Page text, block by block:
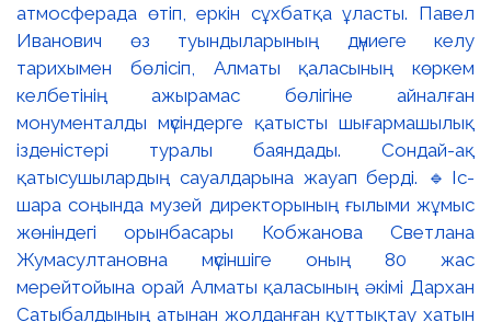
атмосферада өтіп, еркін сұхбатқа ұласты. Павел
Иванович өз туындыларының дүниеге келу
тарихымен бөлісіп, Алматы қаласының көркем
келбетінің ажырамас бөлігіне айналған
монументалды мүсіндерге қатысты шығармашылық
ізденістері туралы баяндады. Сондай-ақ
қатысушылардың сауалдарына жауап берді. 🔹Іс-
шара соңында музей директорының ғылыми жұмыс
жөніндегі орынбасары Кобжанова Светлана
Жумасултановна мүсіншіге оның 80 жас
мерейтойына орай Алматы қаласының әкімі Дархан
Сатыбалдының атынан жолданған құттықтау хатын